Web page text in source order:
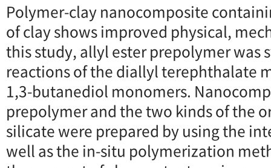
Polymer-clay nanocomposite
of clay shows improved physical,
this study, allyl ester prepolymer was
reactions of the diallyl terephthalate
1,3-butanediol monomers.
prepolymer and the two kinds of the
silicate were prepared by using the
well as the in-situ polymerization